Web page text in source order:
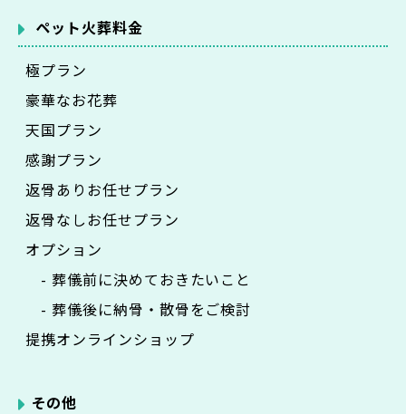
ペット火葬料金
極プラン
豪華なお花葬
天国プラン
感謝プラン
返骨ありお任せプラン
返骨なしお任せプラン
オプション
- 葬儀前に決めておきたいこと
- 葬儀後に納骨・散骨をご検討
提携オンラインショップ
その他